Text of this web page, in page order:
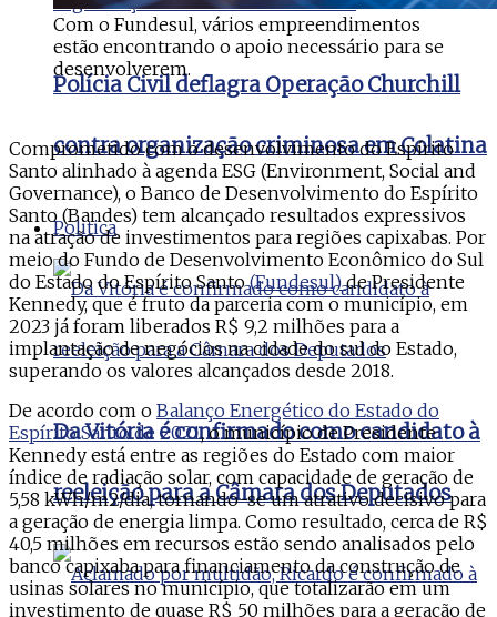
Polícia Civil deflagra Operação Churchill
contra organização criminosa em Colatina
Politica
Da Vitória é confirmado como candidato à
reeleição para a Câmara dos Deputados
Com o Fundesul, vários empreendimentos
estão encontrando o apoio necessário para se
desenvolverem.
Comprometido com o desenvolvimento do Espírito
Santo alinhado à agenda ESG (Environment, Social and
Governance), o Banco de Desenvolvimento do Espírito
Santo (Bandes) tem alcançado resultados expressivos
na atração de investimentos para regiões capixabas. Por
meio do Fundo de Desenvolvimento Econômico do Sul
do Estado do Espírito Santo(Fundesul)de Presidente
Kennedy, que é fruto da parceria com o município, em
2023 já foram liberados R$ 9,2 milhões para a
implantação de negócios na cidade do sul do Estado,
superando os valores alcançados desde 2018.
De acordo com o Balanço Energético do Estado do
Espírito Santo de 2021, o município de Presidente
Kennedy está entre as regiões do Estado com maior
índice de radiação solar, com capacidade de geração de
5,58 kWh/m2/dia, tornando-se um atrativo decisivo para
a geração de energia limpa. Como resultado, cerca de R$
40,5 milhões em recursos estão sendo analisados pelo
banco capixaba para financiamento da construção de
usinas solares no município, que totalizarão em um
investimento de quase R$ 50 milhões para a geração de